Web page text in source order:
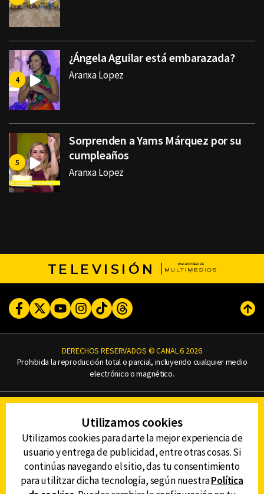
¿Ángela Aguilar está embarazada?
Aranxa Lopez
Sorprenden a Yams Márquez por su
cumpleaños
Aranxa Lopez
TELEVISIÓN
FacebookTwitterYoutubeInstagram
TikTokThreads
DERECHOS RESERVADOS © CANAL 6 2026
Prohibida la reproducción total o parcial, incluyendo cualquier medio
electrónico o magnético.
AVISO DE PRIVACIDAD
AVISO LEGAL
DEFENSORÍA DE LAS AUDIENCIAS
Utilizamos cookies
Utilizamos cookies para darte la mejor experiencia de
usuario y entrega de publicidad, entre otras cosas. Si
continúas navegando el sitio, das tu consentimiento
para utilitzar dicha tecnología, según nuestraPolítica